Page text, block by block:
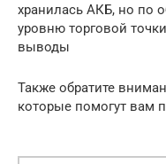
хранилась АКБ, но по
уровню торговой
выводы
Также обратите
которые помогут вам